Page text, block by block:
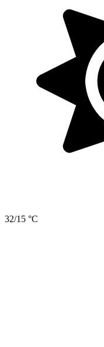
32/15 °C